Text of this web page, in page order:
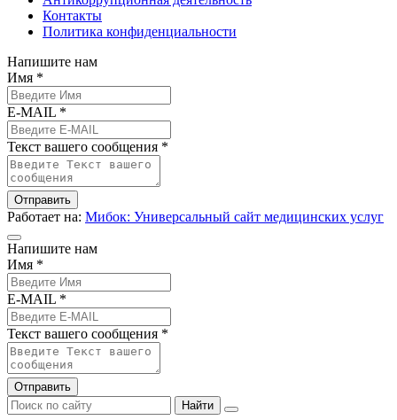
Контакты
Политика конфиденциальности
Напишите нам
Имя *
E-MAIL *
Текст вашего сообщения *
Отправить
Работает на: Мибок: Универсальный сайт медицинских услуг
Напишите нам
Имя *
E-MAIL *
Текст вашего сообщения *
Отправить
Найти